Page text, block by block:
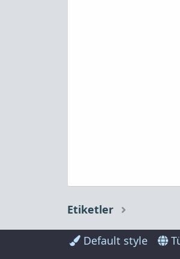
Etiketler
Default style